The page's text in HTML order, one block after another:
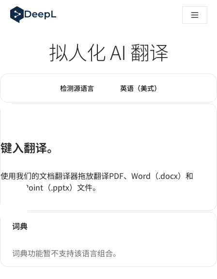
DeepL 人工智能智能体
DeepL Translation Flow：针对关键应用场景和集成的新型
了解 Translation Flow：面向所有需要此类服务的团队，
解读企业级语言人工智能中的信任机制。与Slator的对话
我们如何构建 DeepL 的翻译质量评估系统
从高质量文本翻译到实时语音平台
Building an instantly accessible voice demo with DeepL
拟人化 AI 翻译
翻译模式
翻译文本 请选择源语言。当前已选择：
检测源语言 请选择目标语言。当前已
英语（美式）
源语言文本
键入翻译。
使用我们的文档翻译器拖放翻译PDF、Word（.docx）和
PowerPoint（.pptx）文件。
词典
词典功能暂不支持该语言组合。